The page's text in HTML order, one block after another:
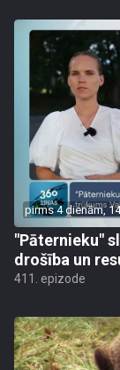
pirms 4 dienām,
"Pāternieku"
drošība un
411. epizode